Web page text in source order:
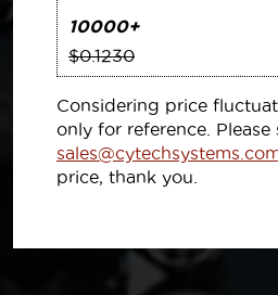
10000+
$0.1230
Considering price
only for reference.
price, thank you.